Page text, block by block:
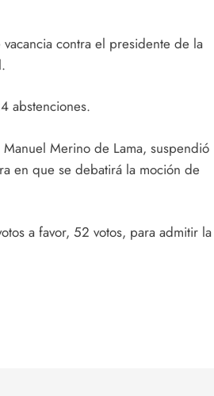
contra el presidente de la
abstenciones.
Merino de Lama, suspendió
en que se debatirá la moción de
a favor, 52 votos, para admitir la